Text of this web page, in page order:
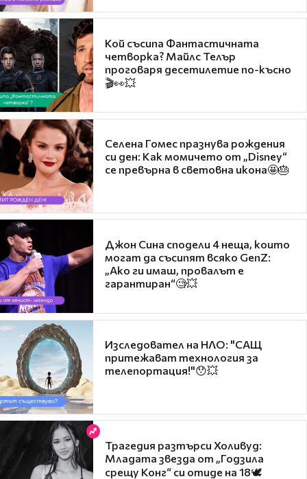
Кой съсипа Фантастичната
четворка? Майлс Телър
проговаря десетилетие по-късно
🎬👀💥
Селена Гомес празнува рождения
си ден: Как момичето от „Disney“
се превърна в световна икона🤩🎂
Джон Сина сподели 4 неща, които
могат да съсипят всяко GenZ:
„Ако ги имаш, провалът е
гарантиран“🧐💥
Изследовател на НЛО: "САЩ
притежават технология за
телепортация!"😯💥
Трагедия разтърси Холивуд:
Младата звезда от „Годзила
срещу Конг“ си отиде на 18🕊️